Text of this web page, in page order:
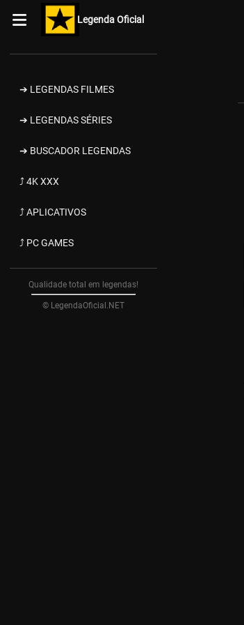
Legenda Oficial
➔ LEGENDAS FILMES
➔ LEGENDAS SÉRIES
➔ BUSCADOR LEGENDAS
⤴ 4K XXX
⤴ APLICATIVOS
⤴ PC GAMES
Qualidade total em legendas!
© LegendaOficial.NET